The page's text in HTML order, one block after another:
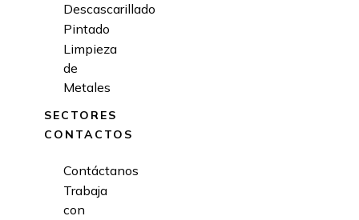
Descascarillado
Pintado
Limpieza
de
Metales
SECTORES
CONTACTOS
Contáctanos
Trabaja
con